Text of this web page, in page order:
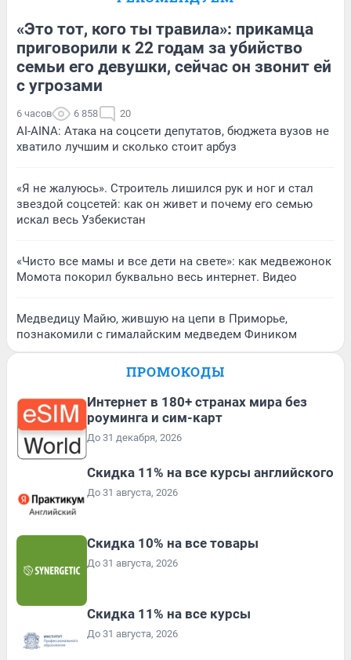
«Это тот, кого ты травила»: прикамца
приговорили к 22 годам за убийство
семьи его девушки, сейчас он звонит ей
с угрозами
6 часов 6 858 20
AI-AINA: Атака на соцсети депутатов, бюджета вузов не
хватило лучшим и сколько стоит арбуз
«Я не жалуюсь». Строитель лишился рук и ног и стал
звездой соцсетей: как он живет и почему его семью
искал весь Узбекистан
«Чисто все мамы и все дети на свете»: как медвежонок
Момота покорил буквально весь интернет. Видео
Медведицу Майю, жившую на цепи в Приморье,
познакомили с гималайским медведем Фиником
ПРОМОКОДЫ
Интернет в 180+ странах мира без
роуминга и сим-карт
До 31 декабря, 2026
Скидка 11% на все курсы английского
До 31 августа, 2026
Скидка 10% на все товары
До 31 августа, 2026
Скидка 11% на все курсы
До 31 августа, 2026